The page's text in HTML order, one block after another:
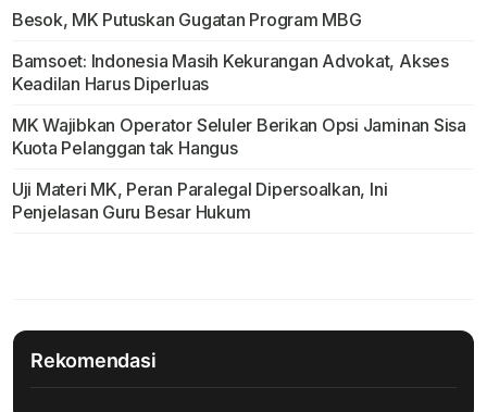
Besok, MK Putuskan Gugatan Program MBG
Bamsoet: Indonesia Masih Kekurangan Advokat, Akses
Keadilan Harus Diperluas
MK Wajibkan Operator Seluler Berikan Opsi Jaminan Sisa
Kuota Pelanggan tak Hangus
Uji Materi MK, Peran Paralegal Dipersoalkan, Ini
Penjelasan Guru Besar Hukum
Rekomendasi